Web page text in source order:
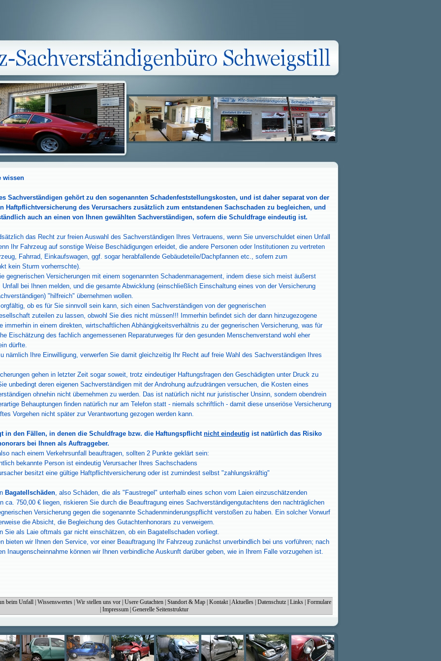
wissen
Sachverständigen gehört zu den sogenannten Schadenfeststellungskosten, und ist daher separat von der
Haftpflichtversicherung des Verursachers zusätzlich zum entstandenen Sachschaden zu begleichen, und
auch an einen von Ihnen gewählten Sachverständigen, sofern die Schuldfrage eindeutig ist.
das Recht zur freien Auswahl des Sachverständigen Ihres Vertrauens, wenn Sie unverschuldet einen Unfall
Ihr Fahrzeug auf sonstige Weise Beschädigungen erleidet, die andere Personen oder Institutionen zu vertreten
Fahrrad, Einkaufswagen, ggf. sogar herabfallende Gebäudeteile/Dachpfannen etc., sofern zum
kein Sturm vorherrschte).
gegnerischen Versicherungen mit einem sogenannten Schadenmanagement, indem diese sich meist äußerst
Unfall bei Ihnen melden, und die gesamte Abwicklung (einschließlich Einschaltung eines von der Versicherung
"hilfreich" übernehmen wollen.
ob es für Sie sinnvoll sein kann, sich einen Sachverständigen von der gegnerischen
zuteilen zu lassen, obwohl Sie dies nicht müssen!!! Immerhin befindet sich der dann hinzugezogene
immerhin in einem direkten, wirtschaftlichen Abhängigkeitsverhältnis zu der gegnerischen Versicherung, was für
Eischätzung des fachlich angemessenen Reparaturweges für den gesunden Menschenverstand wohl eher
dürfte.
nämlich Ihre Einwilligung, verwerfen Sie damit gleichzeitig Ihr Recht auf freie Wahl des Sachverständigen Ihres
gehen in letzter Zeit sogar soweit, trotz eindeutiger Haftungsfragen den Geschädigten unter Druck zu
unbedingt deren eigenen Sachverständigen mit der Androhung aufzudrängen versuchen, die Kosten eines
ohnehin nicht übernehmen zu werden. Das ist natürlich nicht nur juristischer Unsinn, sondern obendrein
Behauptungen finden natürlich nur am Telefon statt - niemals schriftlich - damit diese unseriöse Versicherung
Vorgehen nicht später zur Verantwortung gezogen werden kann.
in den Fällen, in denen die Schuldfrage bzw. die Haftungspflicht nicht eindeutig ist natürlich das Risiko
bei Ihnen als Auftraggeber.
nach einem Verkehrsunfall beauftragen, sollten 2 Punkte geklärt sein:
bekannte Person ist eindeutig Verursacher Ihres Sachschadens
besitzt eine gültige Haftpflichtversicherung oder ist zumindest selbst "zahlungskräftig"
Bagatellschäden, also Schäden, die als "Faustregel" unterhalb eines schon vom Laien einzuschätzenden
ca. 750,00 € liegen, riskieren Sie durch die Beauftragung eines Sachverständigengutachtens den nachträglichen
Versicherung gegen die sogenannte Schadenminderungspflicht verstoßen zu haben. Ein solcher Vorwurf
die Absicht, die Begleichung des Gutachtenhonorars zu verweigern.
Sie als Laie oftmals gar nicht einschätzen, ob ein Bagatellschaden vorliegt.
bieten wir Ihnen den Service, vor einer Beauftragung Ihr Fahrzeug zunächst unverbindlich bei uns vorführen; nach
Inaugenscheinnahme können wir Ihnen verbindliche Auskunft darüber geben, wie in Ihrem Falle vorzugehen ist.
beim Unfall Wissenswertes Wir stellen uns vor Usere Gutachten Standort & Map Kontakt| Aktuelles Datenschutz Links Formulare
Impressum| Generelle Seitenstruktur